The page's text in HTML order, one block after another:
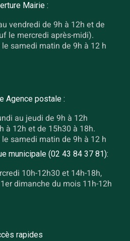
Mairie :
vendredi de 9h à 12h et de
le mercredi après-midi).
samedi matin de 9h à 12 h
Agence postale :
au jeudi de 9h à 12h
à 12h et de 15h30 à 18h.
samedi matin de 9h à 12 h
municipale (02 43 84 37 81):
10h-12h30 et 14h-18h,
dimanche du mois 11h-12h
rapides